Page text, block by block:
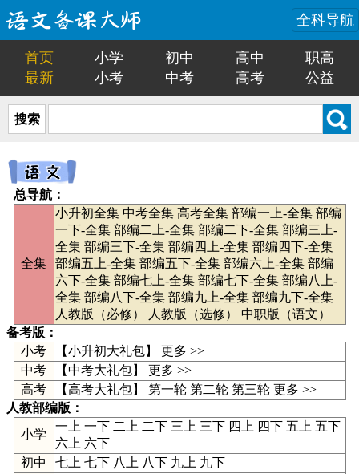
全科导航
首页 小学 初中 高中
职高
最新
小考 中考 高考 公益
搜索
总导航：
全集
小升初全集 中考全集 高考全集 部编一上-全集 部编
一下-全集 部编二上-全集 部编二下-全集 部编三上-
全集 部编三下-全集 部编四上-全集 部编四下-全集
部编五上-全集 部编五下-全集 部编六上-全集 部编
六下-全集 部编七上-全集 部编七下-全集 部编八上-
全集 部编八下-全集 部编九上-全集 部编九下-全集
人教版（必修）
人教版（选修）
中职版（语文）
备考版：
小考
【小升初大礼包】 更多 >>
中考
【中考大礼包】 更多 >>
高考
【高考大礼包】 第一轮 第二轮 第三轮 更多 >>
人教部编版 ：
小学
一上 一下 二上 二下 三上 三下 四上 四下 五上 五下
六上 六下
初中
七上 七下 八上 八下 九上 九下